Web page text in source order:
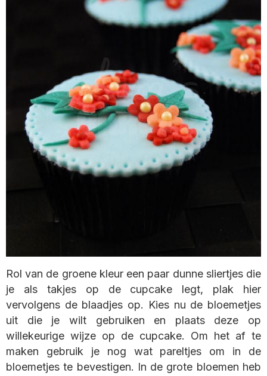
Rol van de groene kleur een paar dunne sliertjes die
je als takjes op de cupcake legt, plak hier
vervolgens de blaadjes op. Kies nu de bloemetjes
uit die je wilt gebruiken en plaats deze op
willekeurige wijze op de cupcake. Om het af te
maken gebruik je nog wat pareltjes om in de
bloemetjes te bevestigen. In de grote bloemen heb